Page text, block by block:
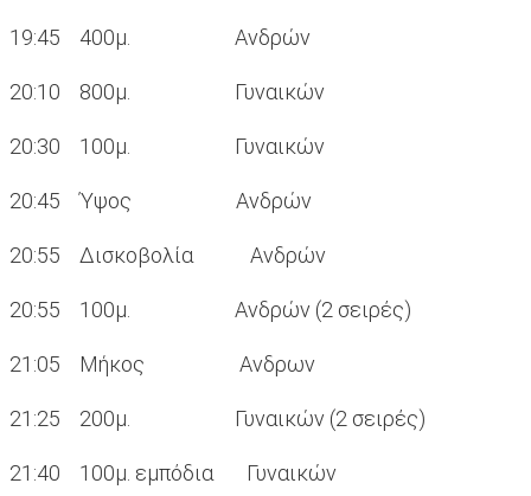
19:45 400μ. Ανδρών
20:10 800μ. Γυναικών
20:30 100μ. Γυναικών
20:45 Ύψος Ανδρών
20:55 Δισκοβολία Ανδρών
20:55 100μ. Ανδρών (2 σειρές)
21:05 Μήκος Ανδρων
21:25 200μ. Γυναικών (2 σειρές)
21:40 100μ. εμπόδια Γυναικών